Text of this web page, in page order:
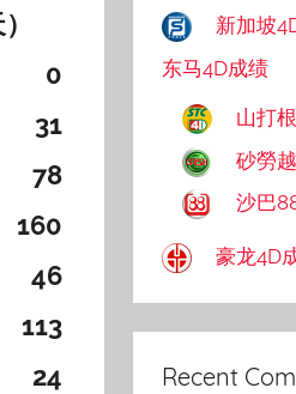
0
31
78
160
46
113
24
新加坡
东马4D成绩
山打
砂勞
沙巴
豪龙4D
Recent